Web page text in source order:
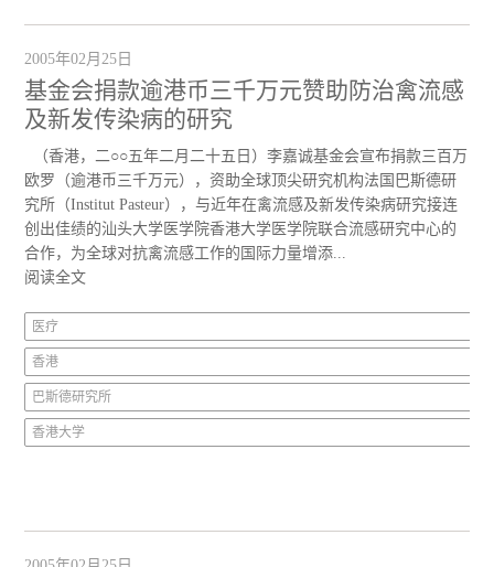
2005年02月25日
基金会捐款逾港币三千万元赞助防治禽流感
及新发传染病的研究
（香港，二○○五年二月二十五日）李嘉诚基金会宣布捐款三百万
欧罗（逾港币三千万元），资助全球顶尖研究机构法国巴斯德研
究所（Institut Pasteur），与近年在禽流感及新发传染病研究接连
创出佳绩的汕头大学医学院香港大学医学院联合流感研究中心的
合作，为全球对抗禽流感工作的国际力量增添...
阅读全文
医疗
香港
巴斯德研究所
香港大学